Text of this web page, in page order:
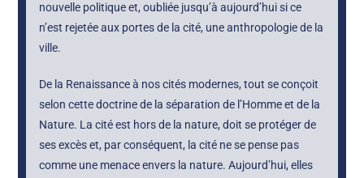
nouvelle politique et, oubliée jusqu’à aujourd’hui si ce
n’est rejetée aux portes de la cité, une anthropologie de la
ville.
De la Renaissance à nos cités modernes, tout se conçoit
selon cette doctrine de la séparation de l’Homme et de la
Nature. La cité est hors de la nature, doit se protéger de
ses excès et, par conséquent, la cité ne se pense pas
comme une menace envers la nature. Aujourd’hui, elles